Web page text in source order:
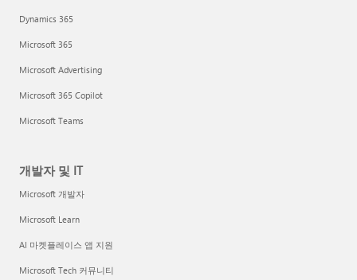
Dynamics 365
Microsoft 365
Microsoft Advertising
Microsoft 365 Copilot
Microsoft Teams
개발자 및 IT
Microsoft 개발자
Microsoft Learn
AI 마켓플레이스 앱 지원
Microsoft Tech 커뮤니티